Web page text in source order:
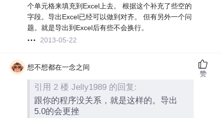
个单元格来填充到Excel上去。 根据这个补充了些空的
字段。导出Excel已经可以做到对齐。 但有另外一个问
题。就是导出到Excel后有些不会换行。
2013-05-22
想不想都在一念之间
引用 2 楼 Jelly1989 的回复:
跟你的程序没关系，就是这样的。导出
5.0的会更挫
赞